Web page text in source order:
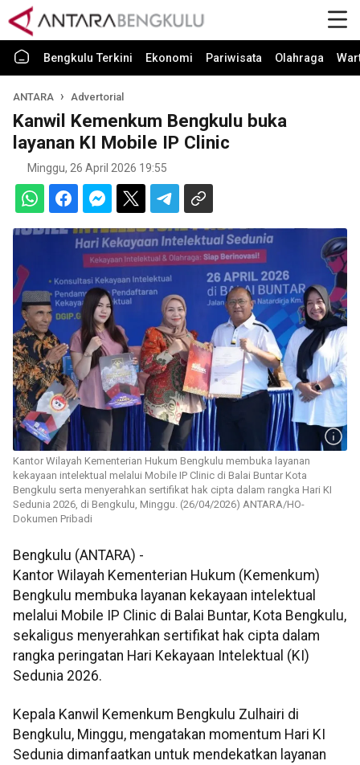
Bengkulu Terkini Ekonomi Pariwisata Olahraga
ANTARA Advertorial
Kanwil Kemenkum Bengkulu buka
layanan KI Mobile IP Clinic
Minggu, 26 April 2026 19:55
Kantor Wilayah Kementerian Hukum Bengkulu membuka layanan
kekayaan intelektual melalui Mobile IP Clinic di Balai Buntar Kota
Bengkulu serta menyerahkan sertifikat hak cipta dalam rangka Hari KI
Sedunia 2026, di Bengkulu, Minggu. (26/04/2026) ANTARA/HO-
Dokumen Pribadi
Bengkulu (ANTARA) -
Kantor Wilayah Kementerian Hukum (Kemenkum)
Bengkulu membuka layanan kekayaan intelektual
melalui Mobile IP Clinic di Balai Buntar, Kota Bengkulu,
sekaligus menyerahkan sertifikat hak cipta dalam
rangka peringatan Hari Kekayaan Intelektual (KI)
Sedunia 2026.
Kepala Kanwil Kemenkum Bengkulu Zulhairi di
Bengkulu, Minggu, mengatakan momentum Hari KI
Sedunia dimanfaatkan untuk mendekatkan layanan